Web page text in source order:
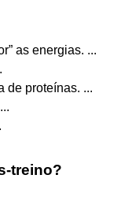
as energias. ...
de proteínas. ...
treino?